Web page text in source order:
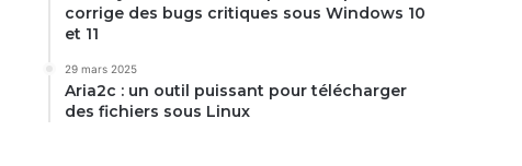
corrige des bugs critiques sous Windows 10
et 11
29 mars 2025
Aria2c : un outil puissant pour télécharger
des fichiers sous Linux